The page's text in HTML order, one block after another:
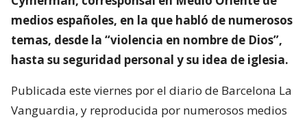
medios españoles, en la que habló de numerosos
temas, desde la “violencia en nombre de Dios”,
hasta su seguridad personal y su idea de iglesia.
Publicada este viernes por el diario de Barcelona La
Vanguardia, y reproducida por numerosos medios